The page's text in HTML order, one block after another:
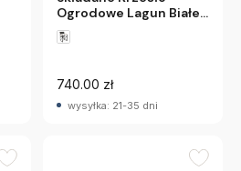
Ogrodowe Lagun Białe
Bizzotto
740.00 zł
wysyłka: 21-35 dni